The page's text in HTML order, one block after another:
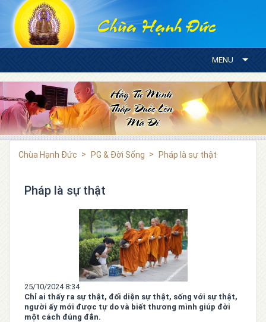
MENU
Chùa Hạnh Đức PG & Đời Sống Pháp là sự thật
Pháp là sự thật
25/10/2024 8:34
Chỉ ai thấy ra sự thật, đối diện sự thật, sống với sự thật,
người ấy mới được tự do và biết thương mình giúp đời
một cách đúng đắn.